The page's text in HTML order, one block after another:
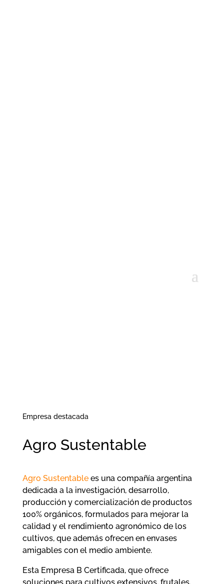
Empresa destacada
Agro Sustentable
Agro Sustentablees una compañía argentina
dedicada a la investigación, desarrollo,
producción y comercialización de productos
100% orgánicos, formulados para mejorar la
calidad y el rendimiento agronómico de los
cultivos, que además ofrecen en envases
amigables con el medio ambiente.
Esta Empresa B Certificada, que ofrece